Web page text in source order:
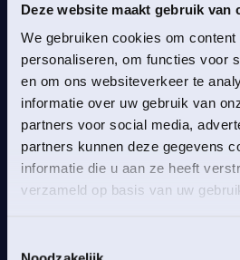
Deze website maakt gebruik van
We gebruiken cookies om
personaliseren, om functies voor
en om ons websiteverkeer te
informatie over uw gebruik van
partners voor social media,
partners kunnen deze gegevens
informatie die u aan ze heeft
verzameld op basis van uw
Apeldoorn kunnen
aan dat we de
volle breedte
van januari dit jaar en
junioren in 2025, is
organiseren van het
Paracycling in 2026
topsporters zelf is